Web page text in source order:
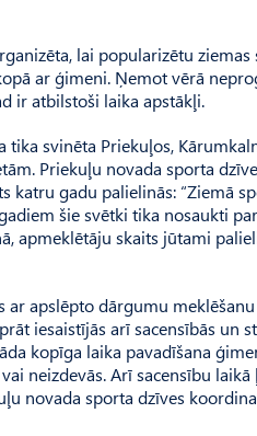
lai popularizētu
ar ģimeni. Ņemot vērā
ir atbilstoši laika apstākļi.
tika svinēta Priekuļos,
Priekuļu novada sporta
katru gadu palielinās: “Ziemā
šie svētki tika nosaukti
apmeklētāju skaits jūtami
ar apslēpto dārgumu
iesaistījās arī sacensībās un
kopīga laika pavadīšana
neizdevās. Arī sacensību
novada sporta dzīves